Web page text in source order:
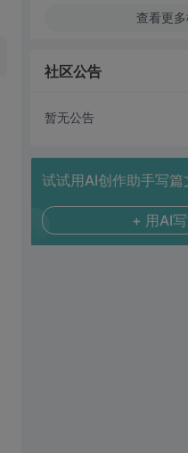
查看更
社区公告
暂无公告
试试用AI创作助手写篇
+ 用AI